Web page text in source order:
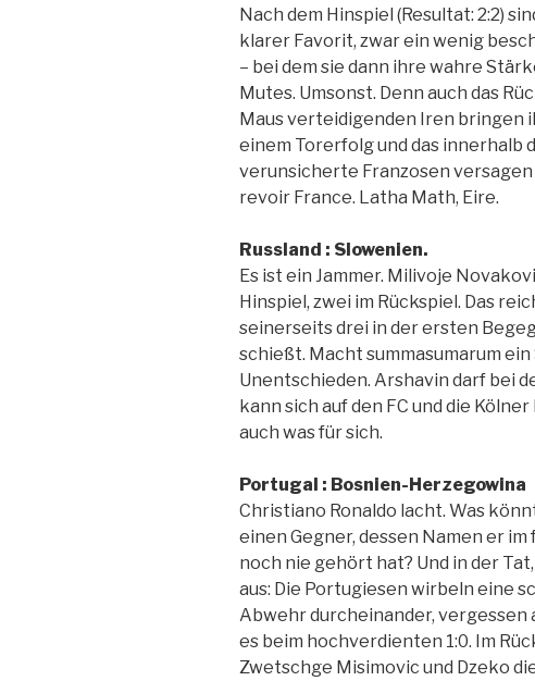
Nach dem Hinspiel (Resultat: 2:2)
klarer Favorit, zwar ein wenig
– bei dem sie dann ihre wahre
Mutes. Umsonst. Denn auch das
Maus verteidigenden Iren bringen
einem Torerfolg und das innerhalb
verunsicherte Franzosen
revoir France. Latha Math, Eire.
Russland : Slowenien.
Es ist ein Jammer. Milivoje
Hinspiel, zwei im Rückspiel. Das
seinerseits drei in der ersten
schießt. Macht summasumarum ein
Unentschieden. Arshavin darf bei
kann sich auf den FC und die
auch was für sich.
Portugal : Bosnien-Herzegowina
Christiano Ronaldo lacht. Was
einen Gegner, dessen Namen er
noch nie gehört hat? Und in der
aus: Die Portugiesen wirbeln eine
Abwehr durcheinander, vergessen
es beim hochverdienten 1:0. Im
Zwetschge Misimovic und Dzeko